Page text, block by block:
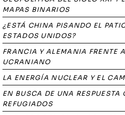
MAPAS BINARIOS
¿ESTÁ CHINA PISANDO EL
ESTADOS UNIDOS?
FRANCIA Y ALEMANIA FRENTE
UCRANIANO
LA ENERGÍA NUCLEAR Y EL
EN BUSCA DE UNA RESPUESTA
REFUGIADOS